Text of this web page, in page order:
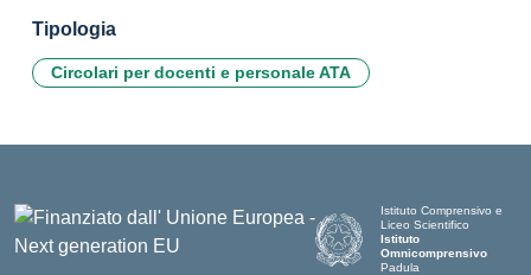
Tipologia
Circolari per docenti e personale ATA
Istituto Comprensivo e
Liceo Scientifico
Istituto
Omnicomprensivo
Padula